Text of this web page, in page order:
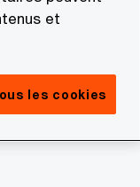
et
les cookies